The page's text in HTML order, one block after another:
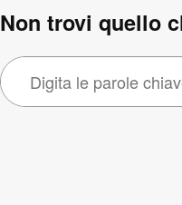
Non trovi quello